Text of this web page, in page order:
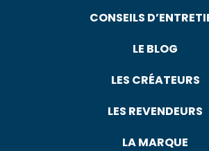
CONSEILS
LE BLOG
LES CRÉATEURS
LES REVENDEURS
LA MARQUE